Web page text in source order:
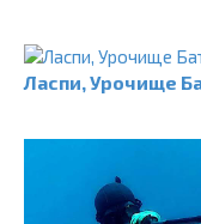
Ласпи, Урочище